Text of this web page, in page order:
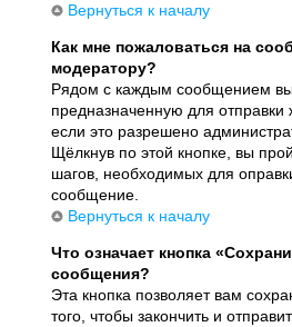
Вернуться к началу
Как мне пожаловаться на
модератору?
Рядом с каждым сообщением вы
предназначенную для отправки
если это разрешено
Щёлкнув по этой кнопке, вы
шагов, необходимых для
сообщение.
Вернуться к началу
Что означает кнопка
сообщения?
Эта кнопка позволяет вам
того, чтобы закончить и